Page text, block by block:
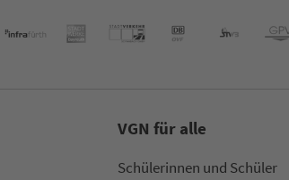
VGN für alle
Schülerinnen und Schüler